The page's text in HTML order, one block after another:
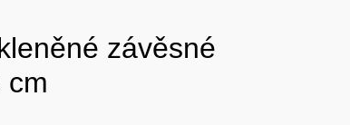
závěsné
cm